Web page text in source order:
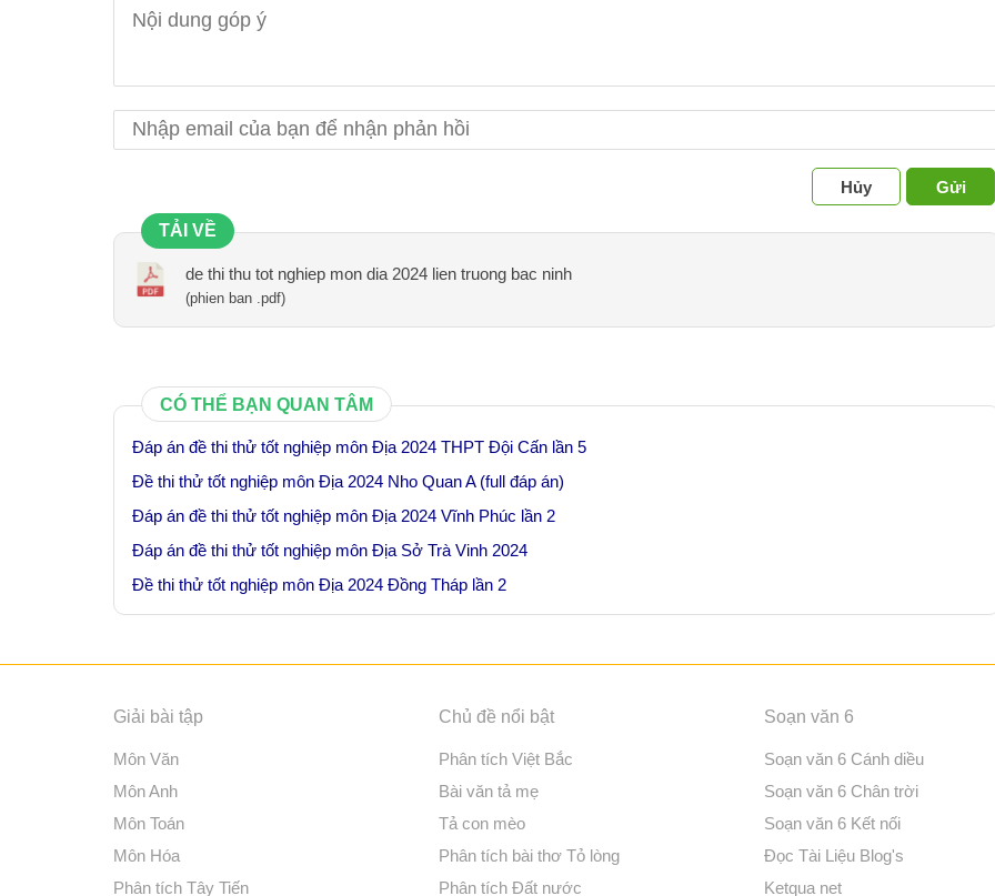
Hủy Gửi
TẢI VỀ
de thi thu tot nghiep mon dia 2024 lien truong bac ninh
(phien ban .pdf)
CÓ THỂ BẠN QUAN TÂM
Đáp án đề thi thử tốt nghiệp môn Địa 2024 THPT Đội Cấn lần 5
Đề thi thử tốt nghiệp môn Địa 2024 Nho Quan A (full đáp án)
Đáp án đề thi thử tốt nghiệp môn Địa 2024 Vĩnh Phúc lần 2
Đáp án đề thi thử tốt nghiệp môn Địa Sở Trà Vinh 2024
Đề thi thử tốt nghiệp môn Địa 2024 Đồng Tháp lần 2
Giải bài tập
Môn Văn
Môn Anh
Môn Toán
Môn Hóa
Phân tích Tây Tiến
Chủ đề nổi bật
Phân tích Việt Bắc
Bài văn tả mẹ
Tả con mèo
Phân tích bài thơ Tỏ lòng
Phân tích Đất nước
Soạn văn 6
Soạn văn 6 Cánh diều
Soạn văn 6 Chân trời
Soạn văn 6 Kết nối
Đọc Tài Liệu Blog's
Ketqua net